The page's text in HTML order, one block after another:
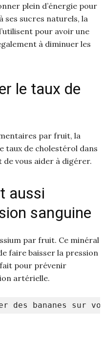
plein d’énergie pour
ses sucres naturels, la
pour avoir une
à diminuer les
le taux de
par fruit, la
taux de cholestérol dans
vous aider à digérer.
aussi
sanguine
par fruit. Ce minéral
faire baisser la pression
pour prévenir
artérielle.
des bananes sur